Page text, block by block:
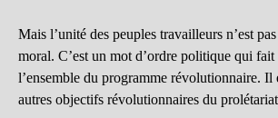
Mais l’unité des peuples travailleurs n’est
moral. C’est un mot d’ordre politique qui
l’ensemble du programme révolutionnaire. Il
autres objectifs révolutionnaires du